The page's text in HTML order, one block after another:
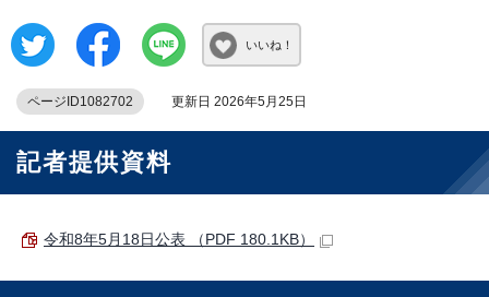
いいね！
ページID1082702 更新日 2026年5月25日
記者提供資料
令和8年5月18日公表 （PDF 180.1KB）